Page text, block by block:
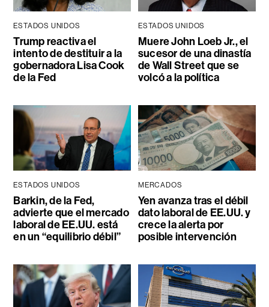
ESTADOS UNIDOS
Trump reactiva el
intento de destituir a la
gobernadora Lisa Cook
de la Fed
ESTADOS UNIDOS
Muere John Loeb Jr., el
sucesor de una dinastía
de Wall Street que se
volcó a la política
ESTADOS UNIDOS
Barkin, de la Fed,
advierte que el mercado
laboral de EE.UU. está
en un “equilibrio débil”
MERCADOS
Yen avanza tras el débil
dato laboral de EE.UU. y
crece la alerta por
posible intervención